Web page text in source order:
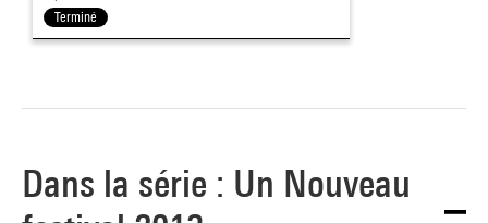
Terminé
Dans la série : Un Nouveau